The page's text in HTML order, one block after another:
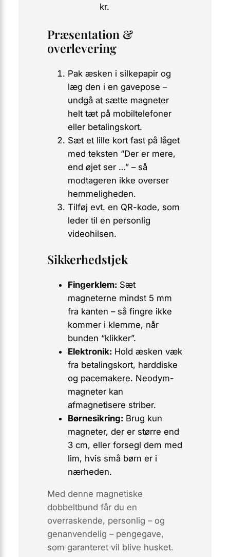
kr.
Præsentation &
overlevering
Pak æsken i silkepapir og
læg den i en gavepose –
undgå at sætte magneter
helt tæt på mobiltelefoner
eller betalingskort.
Sæt et lille kort fast på låget
med teksten “Der er mere,
end øjet ser …” – så
modtageren ikke overser
hemmeligheden.
Tilføj evt. en QR-kode, som
leder til en personlig
videohilsen.
Sikkerhedstjek
Fingerklem: Sæt
magneterne mindst 5 mm
fra kanten – så fingre ikke
kommer i klemme, når
bunden “klikker”.
Elektronik: Hold æsken væk
fra betalingskort, harddiske
og pacemakere. Neodym-
magneter kan
afmagnetisere striber.
Børnesikring: Brug kun
magneter, der er større end
3 cm, eller forsegl dem med
lim, hvis små børn er i
nærheden.
Med denne magnetiske
dobbeltbund får du en
overraskende, personlig – og
genanvendelig – pengegave,
som garanteret vil blive husket.